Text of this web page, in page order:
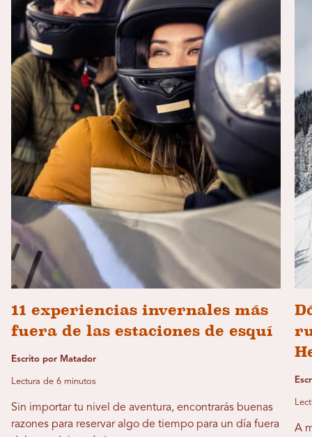
11 experiencias invernales más
fuera de las estaciones de esquí
Escrito por Matador
Lectura de 6 minutos
Sin importar tu nivel de aventura, encontrarás buenas
razones para reservar algo de tiempo para un día fuera
A